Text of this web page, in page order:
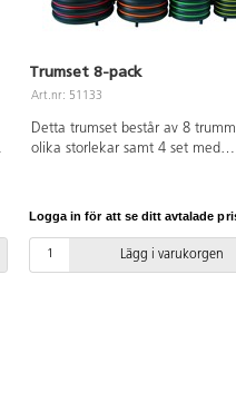
Trumset 8-pack
Art.nr: 51133
Detta trumset består av 8
olika storlekar samt 4 set med
barn kan bära dem, samtidigt
är robusta vilket gör att de inte
Logga in för att se ditt avtalade
Lägg i varukorgen